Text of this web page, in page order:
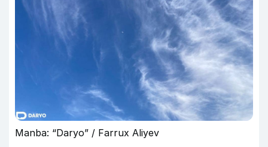
Manba: “Daryo” / Farrux Aliyev